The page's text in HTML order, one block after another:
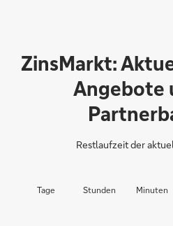
ZinsMarkt:
Angebote
Restlaufzeit der
Tage Stunden Minuten